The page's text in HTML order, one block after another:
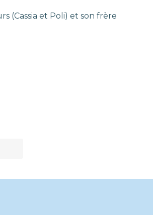
(Cassia et Poli) et son frère